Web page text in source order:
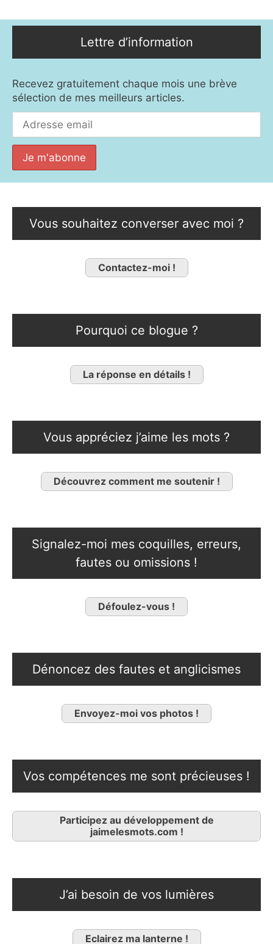
Lettre d’information
Recevez gratuitement chaque mois une brève
sélection de mes meilleurs articles.
Vous souhaitez converser avec moi ?
Contactez-moi !
Pourquoi ce blogue ?
La réponse en détails !
Vous appréciez j’aime les mots ?
Découvrez comment me soutenir !
Signalez-moi mes coquilles, erreurs,
fautes ou omissions !
Défoulez-vous !
Dénoncez des fautes et anglicismes
Envoyez-moi vos photos !
Vos compétences me sont précieuses !
Participez au développement de
jaimelesmots.com !
J’ai besoin de vos lumières
Eclairez ma lanterne !